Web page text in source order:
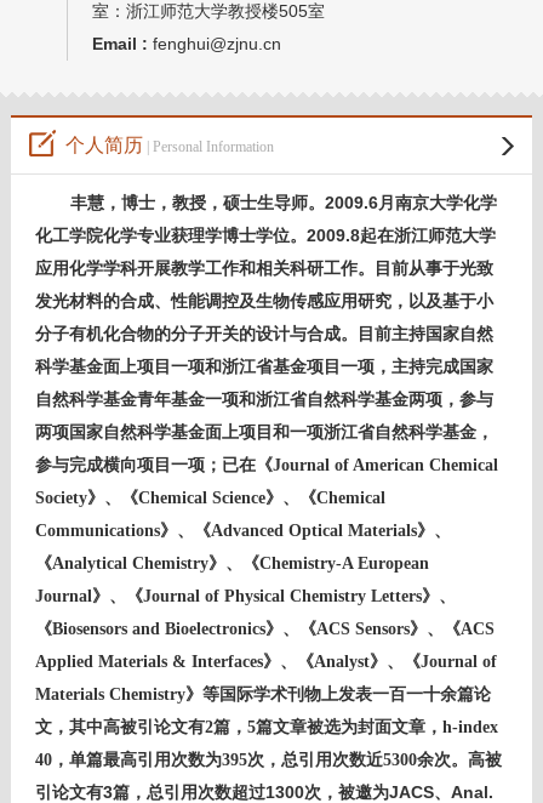
室：浙江师范大学教授楼505室
Email : fenghui@zjnu.cn
个人简历 | Personal Information
丰慧，博士，教授，硕士生导师。 2009.6月南京大学化学
化工学院化学专业获理学博士学位。 2009.8起在浙江师范大学
应用化学学科开展教学工作和相关科研工作。目前从事于光致
发光材料的合成、性能调控及生物传感应用研究，以及基于小
分子有机化合物的分子开关的设计与合成。目前主持国家自然
科学基金面上项目一项和浙江省基金项目一项，主持完成国家
自然科学基金青年基金一项和浙江省自然科学基金两项，参与
两项国家自然科学基金面上项目和一项浙江省自然科学基金，
参与完成横向项目一项；已在《Journal of American Chemical
Society》、《Chemical Science》、《Chemical
Communications》、《Advanced Optical Materials》、
《Analytical Chemistry》、《Chemistry-A European
Journal》、《Journal of Physical Chemistry Letters》、
《Biosensors and Bioelectronics》、《ACS Sensors》、《ACS
Applied Materials & Interfaces》、《Analyst》、《Journal of
Materials Chemistry》等国际学术刊物上发表一百一十余篇论
文，其中高被引论文有2篇，5篇文章被选为封面文章，h-index
40，单篇最高引用次数为395次，总引用次数近5300余次。 高被
引论文有3篇，总引用次数超过1300次，被邀为JACS、 Anal.